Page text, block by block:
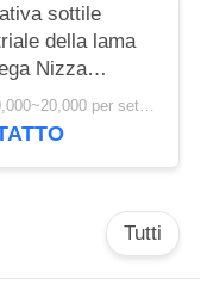
sottile
della lama
Nizza
tagliente
USD 10,000~20,000 per set MOQ:1 insieme
Tutti